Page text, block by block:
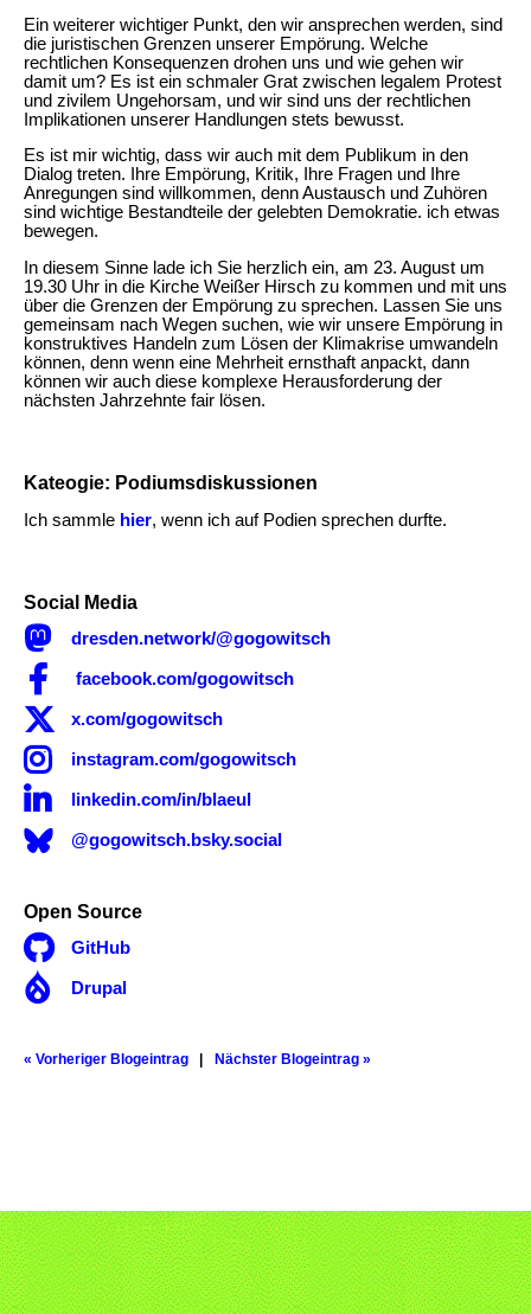
Ein weiterer wichtiger Punkt, den wir ansprechen werden, sind
die juristischen Grenzen unserer Empörung. Welche
rechtlichen Konsequenzen drohen uns und wie gehen wir
damit um? Es ist ein schmaler Grat zwischen legalem Protest
und zivilem Ungehorsam, und wir sind uns der rechtlichen
Implikationen unserer Handlungen stets bewusst.
Es ist mir wichtig, dass wir auch mit dem Publikum in den
Dialog treten. Ihre Empörung, Kritik, Ihre Fragen und Ihre
Anregungen sind willkommen, denn Austausch und Zuhören
sind wichtige Bestandteile der gelebten Demokratie. ich etwas
bewegen.
In diesem Sinne lade ich Sie herzlich ein, am 23. August um
19.30 Uhr in die Kirche Weißer Hirsch zu kommen und mit uns
über die Grenzen der Empörung zu sprechen. Lassen Sie uns
gemeinsam nach Wegen suchen, wie wir unsere Empörung in
konstruktives Handeln zum Lösen der Klimakrise umwandeln
können, denn wenn eine Mehrheit ernsthaft anpackt, dann
können wir auch diese komplexe Herausforderung der
nächsten Jahrzehnte fair lösen.
Kateogie: Podiumsdiskussionen
Ich sammle hier, wenn ich auf Podien sprechen durfte.
Social Media
 dresden.network/@gogowitsch
 facebook.com/gogowitsch
 x.com/gogowitsch
 instagram.com/gogowitsch
 linkedin.com/in/blaeul
@gogowitsch.bsky.social
Open Source
 GitHub
 Drupal
« Vorheriger Blogeintrag Nächster Blogeintrag »